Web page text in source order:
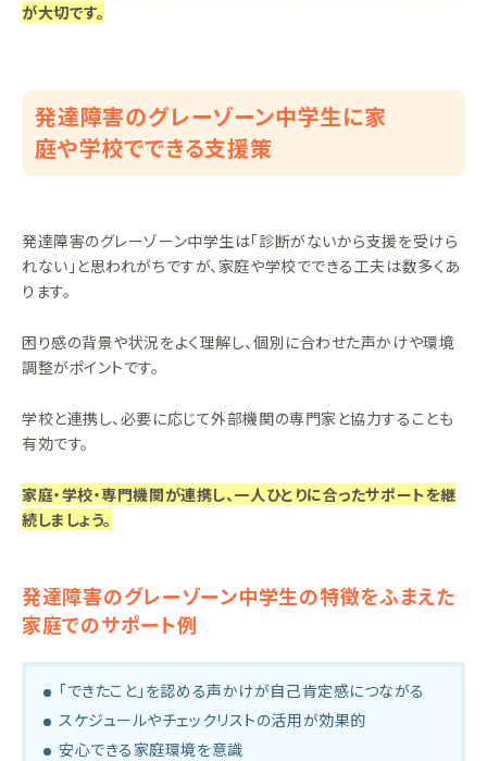
が大切です。
発達障害のグレーゾーン中学生に家
庭や学校でできる支援策
発達障害のグレーゾーン中学生は「診断がないから支援を受けら
れない」と思われがちですが、家庭や学校でできる工夫は数多くあ
ります。
困り感の背景や状況をよく理解し、個別に合わせた声かけや環境
調整がポイントです。
学校と連携し、必要に応じて外部機関の専門家と協力することも
有効です。
家庭・学校・専門機関が連携し、一人ひとりに合ったサポートを継
続しましょう。
発達障害のグレーゾーン中学生の特徴をふまえた
家庭でのサポート例
「できたこと」を認める声かけが自己肯定感につながる
スケジュールやチェックリストの活用が効果的
安心できる家庭環境を意識